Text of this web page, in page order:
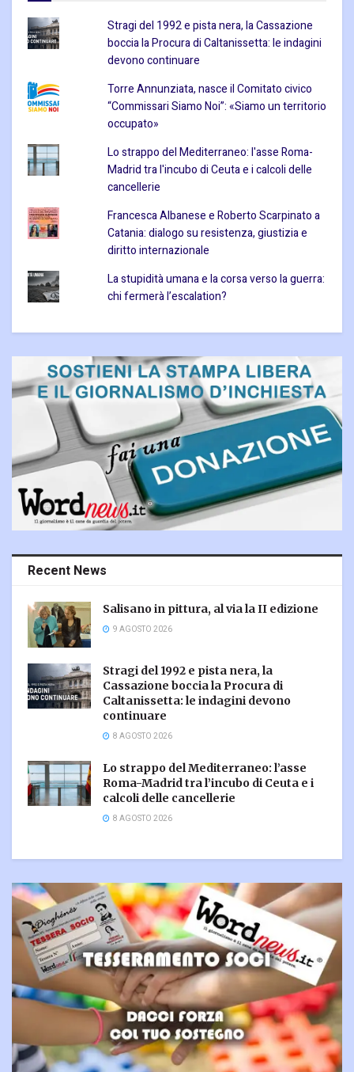
Stragi del 1992 e pista nera, la Cassazione
boccia la Procura di Caltanissetta: le indagini
devono continuare
Torre Annunziata, nasce il Comitato civico
“Commissari Siamo Noi”: «Siamo un territorio
occupato»
Lo strappo del Mediterraneo: l'asse Roma-
Madrid tra l'incubo di Ceuta e i calcoli delle
cancellerie
Francesca Albanese e Roberto Scarpinato a
Catania: dialogo su resistenza, giustizia e
diritto internazionale
La stupidità umana e la corsa verso la guerra:
chi fermerà l’escalation?
Recent News
Salisano in pittura, al via la II edizione
9 AGOSTO 2026
Stragi del 1992 e pista nera, la
Cassazione boccia la Procura di
Caltanissetta: le indagini devono
continuare
8 AGOSTO 2026
Lo strappo del Mediterraneo: l’asse
Roma-Madrid tra l’incubo di Ceuta e i
calcoli delle cancellerie
8 AGOSTO 2026